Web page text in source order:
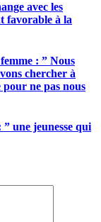
avec les
favorable à la
: ” Nous
chercher à
ne pas nous
” une jeunesse qui